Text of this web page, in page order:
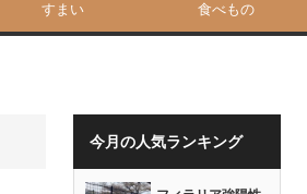
すまい 食べもの
今月の人気ランキング